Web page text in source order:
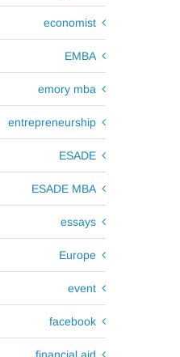
economist
EMBA
emory mba
entrepreneurship
ESADE
ESADE MBA
essays
Europe
event
facebook